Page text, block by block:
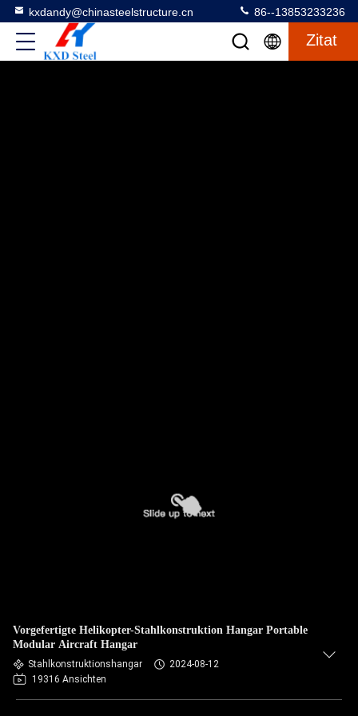
kxdandy@chinasteelstructure.cn 86--13853233236
Zitat
Vorgefertigte Helikopter-Stahlkonstruktion Hangar Portable
Modular Aircraft Hangar
Stahlkonstruktionshangar
2024-08-12
19316 Ansichten